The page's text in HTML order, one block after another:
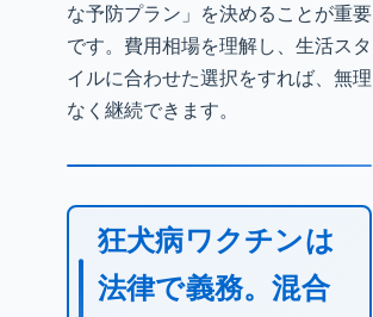
な予防プラン」を決めることが重要
です。費用相場を理解し、生活スタ
イルに合わせた選択をすれば、無理
なく継続できます。
狂犬病ワクチンは
法律で義務。混合